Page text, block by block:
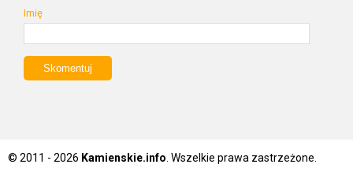
Imię
© 2011 - 2026 Kamienskie.info . Wszelkie prawa zastrzeżone.